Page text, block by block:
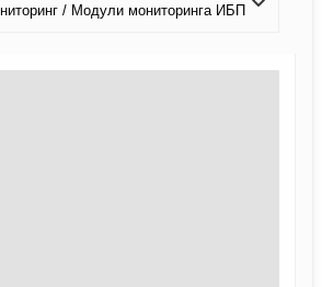
/ Модули мониторинга ИБП